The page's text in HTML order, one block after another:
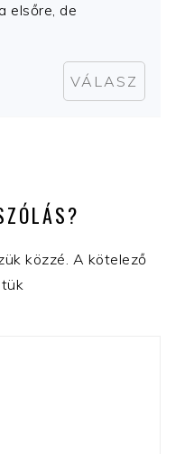
elsőre, de
VÁLASZ
közzé. A kötelező